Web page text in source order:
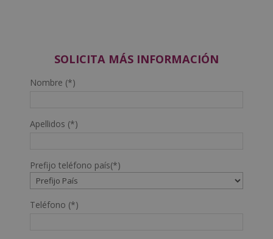
SOLICITA MÁS INFORMACIÓN
Nombre (*)
Apellidos (*)
Prefijo teléfono país(*)
Teléfono (*)